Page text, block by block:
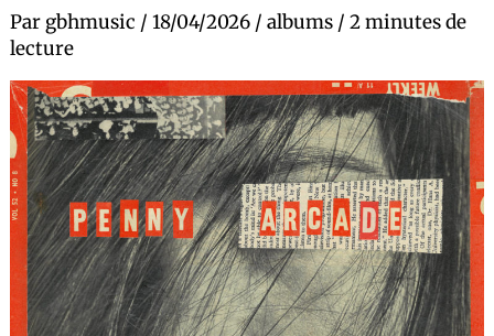
Par gbhmusic /18/04/2026 /albums /2 minutes de
lecture